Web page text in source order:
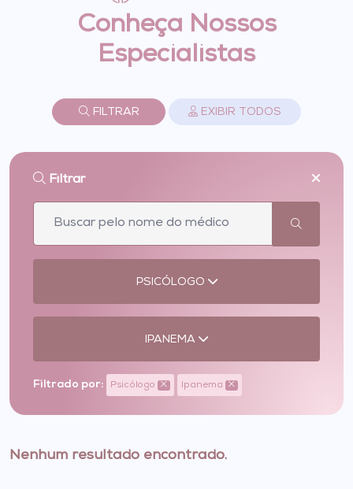
Conheça Nossos
Especialistas
FILTRAR EXIBIR TODOS
Filtrar
PSICÓLOGO
IPANEMA
Filtrado por: Psicólogo Ipanema
Nenhum resultado encontrado.